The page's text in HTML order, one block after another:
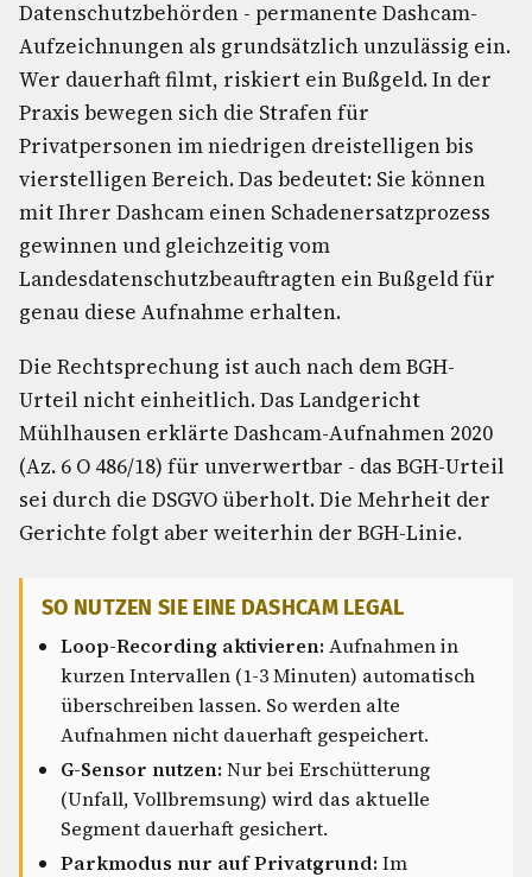
Datenschutzbehörden - permanente Dashcam-
Aufzeichnungen als grundsätzlich unzulässig ein.
Wer dauerhaft filmt, riskiert ein Bußgeld. In der
Praxis bewegen sich die Strafen für
Privatpersonen im niedrigen dreistelligen bis
vierstelligen Bereich. Das bedeutet: Sie können
mit Ihrer Dashcam einen Schadenersatzprozess
gewinnen und gleichzeitig vom
Landesdatenschutzbeauftragten ein Bußgeld für
genau diese Aufnahme erhalten.
Die Rechtsprechung ist auch nach dem BGH-
Urteil nicht einheitlich. Das Landgericht
Mühlhausen erklärte Dashcam-Aufnahmen 2020
(Az. 6 O 486/18) für unverwertbar - das BGH-Urteil
sei durch die DSGVO überholt. Die Mehrheit der
Gerichte folgt aber weiterhin der BGH-Linie.
SO NUTZEN SIE EINE DASHCAM LEGAL
Loop-Recording aktivieren: Aufnahmen in
kurzen Intervallen (1-3 Minuten) automatisch
überschreiben lassen. So werden alte
Aufnahmen nicht dauerhaft gespeichert.
G-Sensor nutzen: Nur bei Erschütterung
(Unfall, Vollbremsung) wird das aktuelle
Segment dauerhaft gesichert.
Parkmodus nur auf Privatgrund: Im